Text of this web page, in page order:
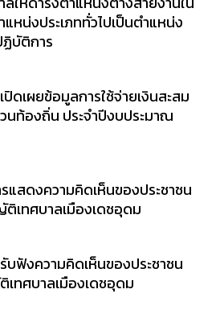
หน่งประเภททั่วไปเป็นตำแหน่ง
ฏิบัติการ
ปิดเผยข้อมูลการใช้จ่ายเงินสะสม
ท้องถิ่น ประจำปีงบประมาณ
แสดงความคิดเห็นของประชาชน
เทศบาลเมืองเดชอุดม
บฟังความคิดเห็นของประชาชน
ทศบาลเมืองเดชอุดม